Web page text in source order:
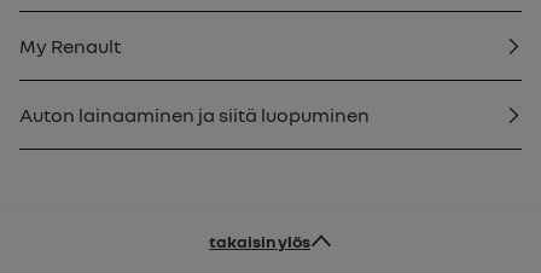
My Renault
Auton lainaaminen ja siitä luopuminen
takaisin ylös